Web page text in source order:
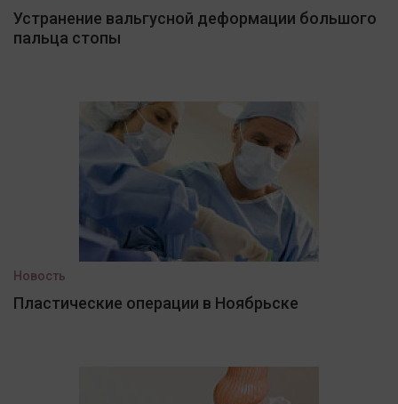
Устранение вальгусной деформации большого
пальца стопы
Новость
Пластические операции в Ноябрьске